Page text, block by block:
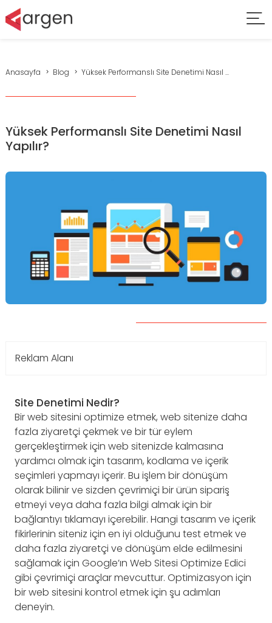
Anasayfa Blog Yüksek Performanslı Site Denetimi Nasıl ...
Yüksek Performanslı Site Denetimi Nasıl
Yapılır?
Reklam Alanı
Site Denetimi Nedir?
Bir web sitesini optimize etmek, web sitenize daha
fazla ziyaretçi çekmek ve bir tür eylem
gerçekleştirmek için web sitenizde kalmasına
yardımcı olmak için tasarım, kodlama ve içerik
seçimleri yapmayı içerir. Bu işlem bir dönüşüm
olarak bilinir ve sizden çevrimiçi bir ürün sipariş
etmeyi veya daha fazla bilgi almak için bir
bağlantıyı tıklamayı içerebilir. Hangi tasarım ve içerik
fikirlerinin siteniz için en iyi olduğunu test etmek ve
daha fazla ziyaretçi ve dönüşüm elde edilmesini
sağlamak için Google’ın Web Sitesi Optimize Edici
gibi çevrimiçi araçlar mevcuttur. Optimizasyon için
bir web sitesini kontrol etmek için şu adımları
deneyin.